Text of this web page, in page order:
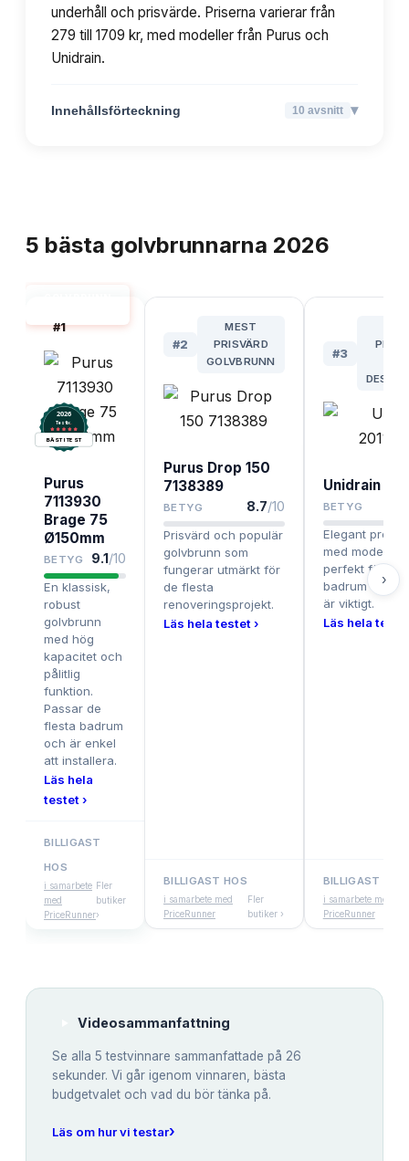
underhåll och prisvärde. Priserna varierar från
279 till 1709 kr, med modeller från Purus och
Unidrain.
Innehållsförteckning 10 avsnitt ▾
5 bästa golvbrunnarna 2026
#1
2026
Testix.
BÄST I TEST
Purus
7113930
Brage 75
Ø150mm
BETYG 9.1/10
En klassisk,
robust
golvbrunn
med hög
kapacitet och
pålitlig
funktion.
Passar de
flesta badrum
och är enkel
att installera.
Läs hela
testet ›
BILLIGAST
HOS
i samarbete
med
PriceRunner
Fler
butiker
›
#2
MEST
PRISVÄRD
GOLVBRUNN
Purus Drop 150
7138389
BETYG 8.7/10
Prisvärd och populär
golvbrunn som
fungerar utmärkt för
de flesta
renoveringsprojekt.
Läs hela testet ›
BILLIGAST HOS
i samarbete med
PriceRunner
Fler
butiker ›
#3
Unidrain
BETYG
Elegant
med modern
perfekt för
badrum där
är viktigt.
Läs hela
BILLIGAST HOS
i samarbete med
PriceRunner
›
Videosammanfattning
Se alla 5 testvinnare sammanfattade på 26
sekunder. Vi går igenom vinnaren, bästa
budgetvalet och vad du bör tänka på.
Läs om hur vi testar›